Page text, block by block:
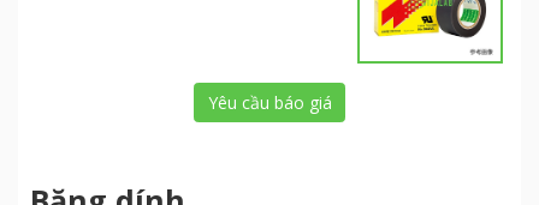
Yêu cầu báo giá